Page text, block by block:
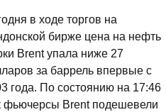
в ходе торгов на
бирже цена на нефть
Brent упала ниже 27
за баррель впервые с
года. По состоянию на 17:46
фьючерсы Brent подешевели